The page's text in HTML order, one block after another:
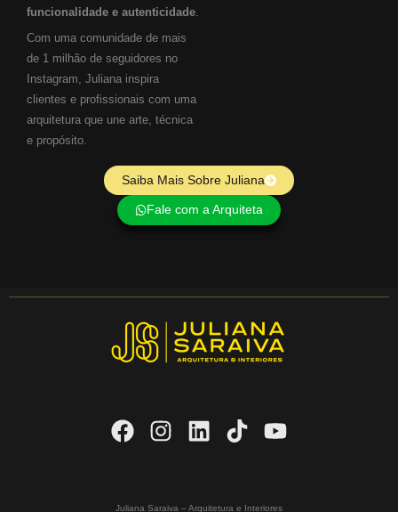
funcionalidade e autenticidade
Com uma comunidade de mais
de 1 milhão de seguidores no
Instagram, Juliana inspira
clientes e profissionais com uma
arquitetura que une arte, técnica
e propósito.
Saiba Mais Sobre Juliana
Fale com a Arquiteta
Juliana Saraiva – Arquitetura e Interiores